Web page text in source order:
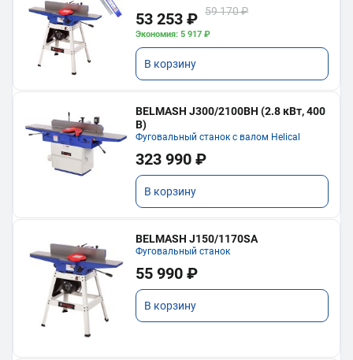
53 253 ₽ 59 170 ₽
Экономия: 5 917 ₽
В корзину
BELMASH J300/2100ВH (2.8 кВт, 400
В)
Фуговальный станок с валом Helical
323 990 ₽
В корзину
BELMASH J150/1170SA
Фуговальный станок
55 990 ₽
В корзину